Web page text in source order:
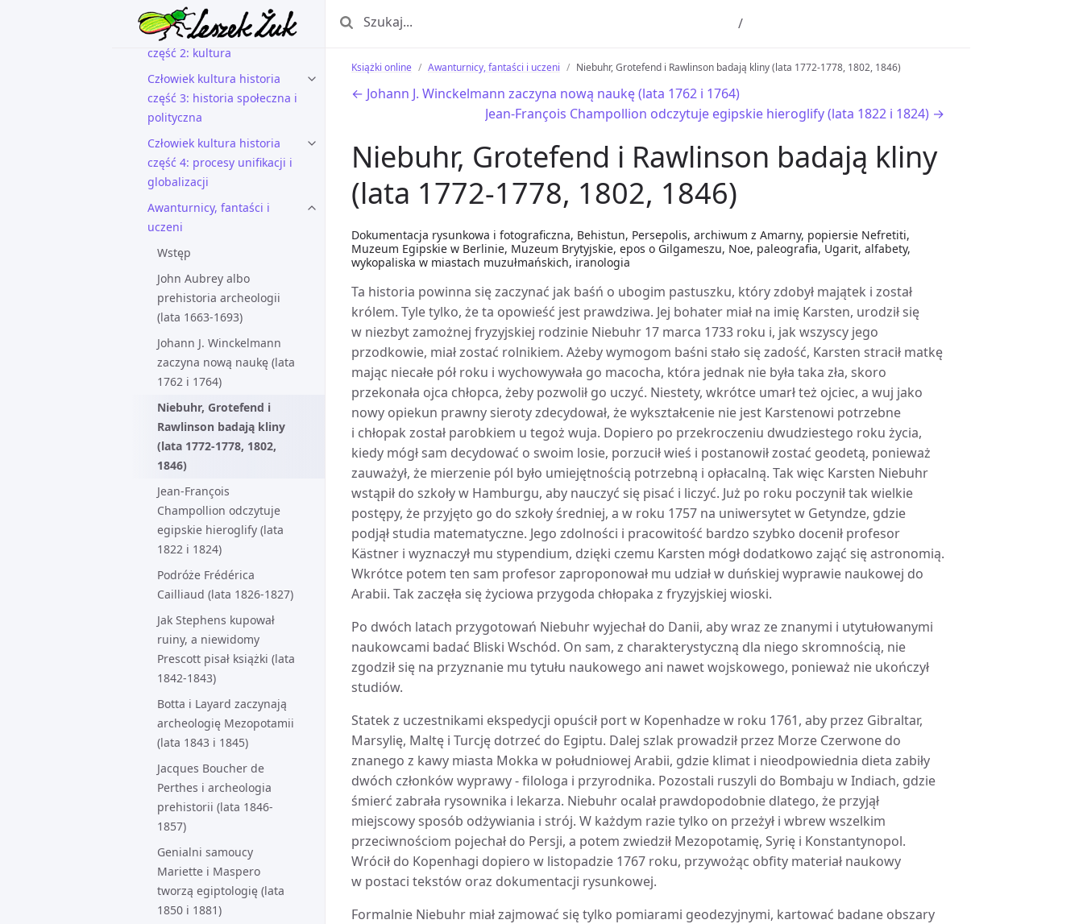
część 1: człowiek
Człowiek kultura historia
część 2: kultura
Człowiek kultura historia
część 3: historia społeczna i
polityczna
Człowiek kultura historia
część 4: procesy unifikacji i
globalizacji
Awanturnicy, fantaści i
uczeni
Wstęp
John Aubrey albo
prehistoria archeologii
(lata 1663-1693)
Johann J. Winckelmann
zaczyna nową naukę (lata
1762 i 1764)
Niebuhr, Grotefend i
Rawlinson badają kliny
(lata 1772-1778, 1802,
1846)
Jean-François
Champollion odczytuje
egipskie hieroglify (lata
1822 i 1824)
Podróże Frédérica
Cailliaud (lata 1826-1827)
Jak Stephens kupował
ruiny, a niewidomy
Prescott pisał książki (lata
1842-1843)
Botta i Layard zaczynają
archeologię Mezopotamii
(lata 1843 i 1845)
Jacques Boucher de
Perthes i archeologia
prehistorii (lata 1846-
1857)
Genialni samoucy
Mariette i Maspero
tworzą egiptologię (lata
1850 i 1881)
Książki online Awanturnicy, fantaści i uczeni Niebuhr, Grotefend i Rawlinson badają kliny (lata 1772-1778, 1802, 1846)
← Johann J. Winckelmann zaczyna nową naukę (lata 1762 i 1764)
Jean-François Champollion odczytuje egipskie hieroglify (lata 1822 i 1824) →
Niebuhr, Grotefend i Rawlinson badają kliny
(lata 1772-1778, 1802, 1846)
Dokumentacja rysunkowa i fotograficzna, Behistun, Persepolis, archiwum z Amarny, popiersie Nefretiti,
Muzeum Egipskie w Berlinie, Muzeum Brytyjskie, epos o Gilgameszu, Noe, paleografia, Ugarit, alfabety,
wykopaliska w miastach muzułmańskich, iranologia
Ta historia powinna się zaczynać jak baśń o ubogim pastuszku, który zdobył majątek i został
królem. Tyle tylko, że ta opowieść jest prawdziwa. Jej bohater miał na imię Karsten, urodził się
w niezbyt zamożnej fryzyjskiej rodzinie Niebuhr 17 marca 1733 roku i, jak wszyscy jego
przodkowie, miał zostać rolnikiem. Ażeby wymogom baśni stało się zadość, Karsten stracił matkę
mając niecałe pół roku i wychowywała go macocha, która jednak nie była taka zła, skoro
przekonała ojca chłopca, żeby pozwolił go uczyć. Niestety, wkrótce umarł też ojciec, a wuj jako
nowy opiekun prawny sieroty zdecydował, że wykształcenie nie jest Karstenowi potrzebne
i chłopak został parobkiem u tegoż wuja. Dopiero po przekroczeniu dwudziestego roku życia,
kiedy mógł sam decydować o swoim losie, porzucił wieś i postanowił zostać geodetą, ponieważ
zauważył, że mierzenie pól było umiejętnością potrzebną i opłacalną. Tak więc Karsten Niebuhr
wstąpił do szkoły w Hamburgu, aby nauczyć się pisać i liczyć. Już po roku poczynił tak wielkie
postępy, że przyjęto go do szkoły średniej, a w roku 1757 na uniwersytet w Getyndze, gdzie
podjął studia matematyczne. Jego zdolności i pracowitość bardzo szybko docenił profesor
Kästner i wyznaczył mu stypendium, dzięki czemu Karsten mógł dodatkowo zająć się astronomią.
Wkrótce potem ten sam profesor zaproponował mu udział w duńskiej wyprawie naukowej do
Arabii. Tak zaczęła się życiowa przygoda chłopaka z fryzyjskiej wioski.
Po dwóch latach przygotowań Niebuhr wyjechał do Danii, aby wraz ze znanymi i utytułowanymi
naukowcami badać Bliski Wschód. On sam, z charakterystyczną dla niego skromnością, nie
zgodził się na przyznanie mu tytułu naukowego ani nawet wojskowego, ponieważ nie ukończył
studiów.
Statek z uczestnikami ekspedycji opuścił port w Kopenhadze w roku 1761, aby przez Gibraltar,
Marsylię, Maltę i Turcję dotrzeć do Egiptu. Dalej szlak prowadził przez Morze Czerwone do
znanego z kawy miasta Mokka w południowej Arabii, gdzie klimat i nieodpowiednia dieta zabiły
dwóch członków wyprawy - filologa i przyrodnika. Pozostali ruszyli do Bombaju w Indiach, gdzie
śmierć zabrała rysownika i lekarza. Niebuhr ocalał prawdopodobnie dlatego, że przyjął
miejscowy sposób odżywiania i strój. W każdym razie tylko on przeżył i wbrew wszelkim
przeciwnościom pojechał do Persji, a potem zwiedził Mezopotamię, Syrię i Konstantynopol.
Wrócił do Kopenhagi dopiero w listopadzie 1767 roku, przywożąc obfity materiał naukowy
w postaci tekstów oraz dokumentacji rysunkowej.
Formalnie Niebuhr miał zajmować się tylko pomiarami geodezyjnymi, kartować badane obszary